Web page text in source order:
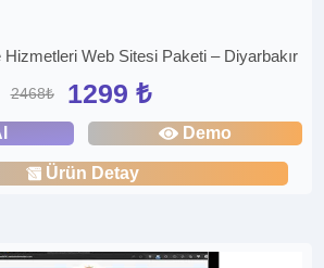
Hizmetleri Web Sitesi Paketi – Diyarbakır
2468₺ 1299 ₺
Demo
Ürün Detay